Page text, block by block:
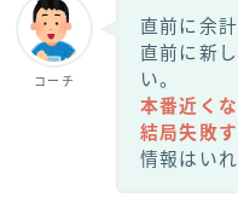
コーチ
直前に余
直前に新
い。
本番近く
結局失敗
情報はい